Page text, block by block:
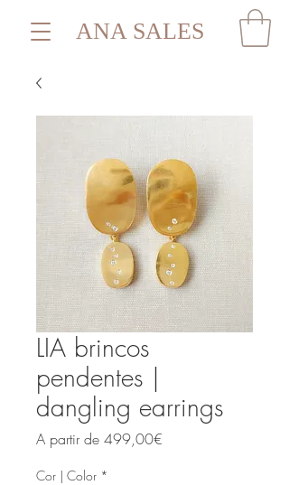
ANA SALES
LIA brincos
pendentes |
dangling earrings
A partir de 499,00€
Cor | Color *